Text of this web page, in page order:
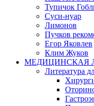
Тупичок
Суси-нуар
Лимонов
Пучков
Егор Яковлев
Клим Жуков
МЕДИЦИНСКАЯ
Литература